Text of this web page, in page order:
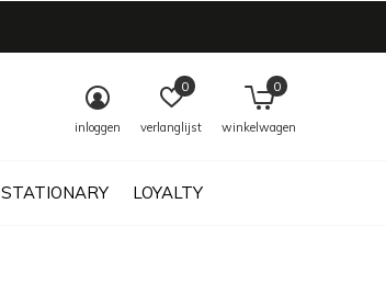
STATIONARY LOYALTY
inloggen verlanglijst
0
winkelwagen
0